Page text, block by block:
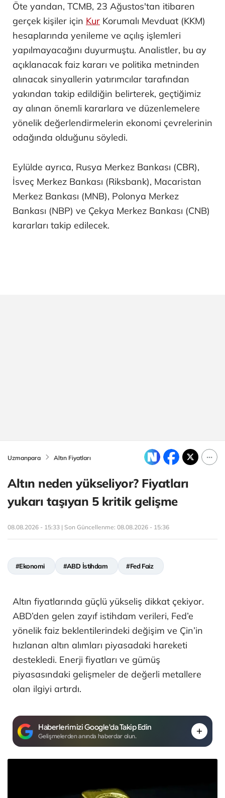
Öte yandan, TCMB, 23 Ağustos'tan itibaren
gerçek kişiler için Kur Korumalı Mevduat (KKM)
hesaplarında yenileme ve açılış işlemleri
yapılmayacağını duyurmuştu. Analistler, bu ay
açıklanacak faiz kararı ve politika metninden
alınacak sinyallerin yatırımcılar tarafından
yakından takip edildiğin belirterek, geçtiğimiz
ay alınan önemli kararlara ve düzenlemelere
yönelik değerlendirmelerin ekonomi çevrelerinin
odağında olduğunu söyledi.
Eylülde ayrıca, Rusya Merkez Bankası (CBR),
İsveç Merkez Bankası (Riksbank), Macaristan
Merkez Bankası (MNB), Polonya Merkez
Bankası (NBP) ve Çekya Merkez Bankası (CNB)
kararları takip edilecek.
Uzmanpara Altın Fiyatları
Altın neden yükseliyor? Fiyatları
yukarı taşıyan 5 kritik gelişme
08.08.2026 - 15:33 | Son Güncellenme: 08.08.2026 - 15:36
#Ekonomi #ABD İstihdam #Fed Faiz
Altın fiyatlarında güçlü yükseliş dikkat çekiyor.
ABD’den gelen zayıf istihdam verileri, Fed’e
yönelik faiz beklentilerindeki değişim ve Çin’in
hızlanan altın alımları piyasadaki hareketi
destekledi. Enerji fiyatları ve gümüş
piyasasındaki gelişmeler de değerli metallere
olan ilgiyi artırdı.
Haberlerimizi Google'da Takip Edin
Gelişmelerden anında haberdar olun.